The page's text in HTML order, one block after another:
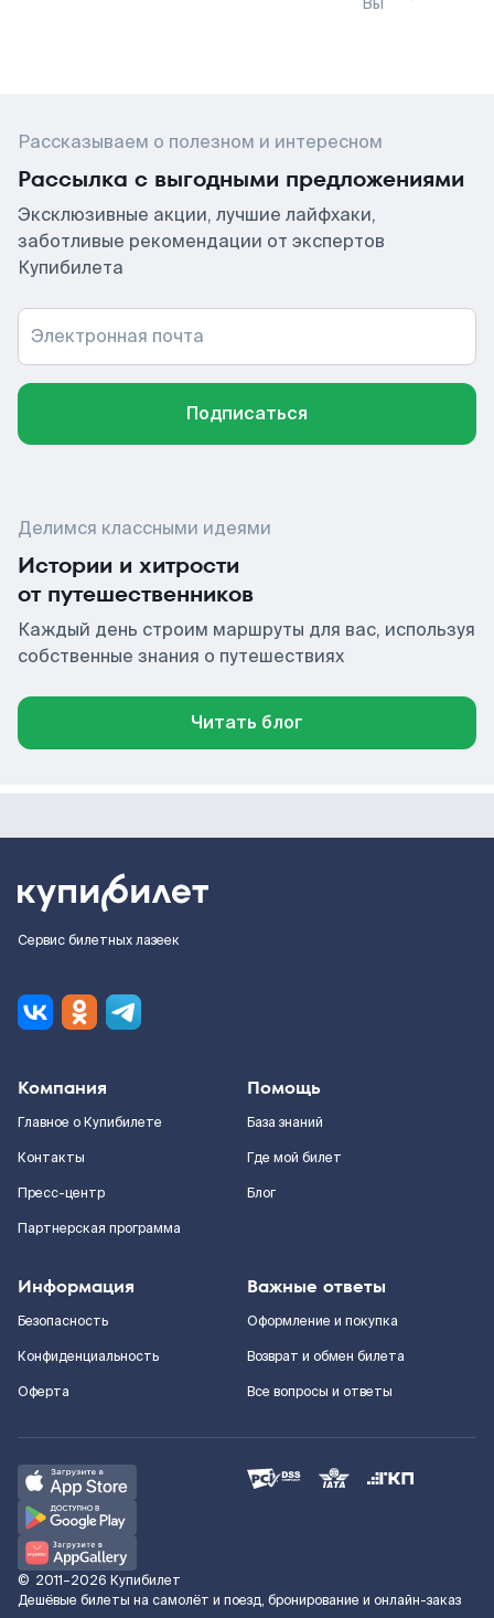
Рассказываем о полезном и интересном
Рассылка с выгодными предложениями
Эксклюзивные акции, лучшие лайфхаки,
заботливые рекомендации от экспертов
Купибилета
Электронная почта
Подписаться
Делимся классными идеями
Истории и хитрости
от путешественников
Каждый день строим маршруты для вас, используя
собственные знания о путешествиях
Читать блог
Сервис билетных лазеек
Компания
Главное о Купибилете
Контакты
Пресс-центр
Партнерская программа
Помощь
База знаний
Где мой билет
Блог
Информация
Безопасность
Конфиденциальность
Оферта
Важные ответы
Оформление и покупка
Возврат и обмен билета
Все вопросы и ответы
© 2011–2026 Купибилет
Дешёвые билеты на самолёт и поезд, бронирование и онлайн-заказ